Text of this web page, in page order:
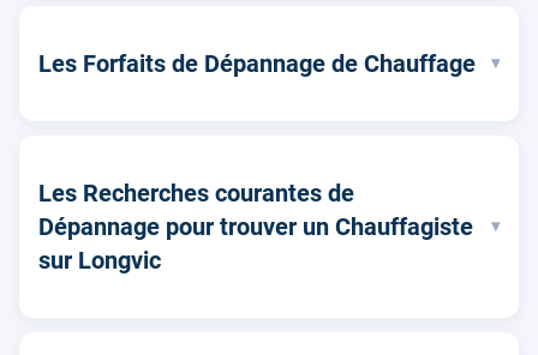
Les Forfaits de Dépannage de Chauffage ▾
Les Recherches courantes de
Dépannage pour trouver un Chauffagiste
sur Longvic
▾